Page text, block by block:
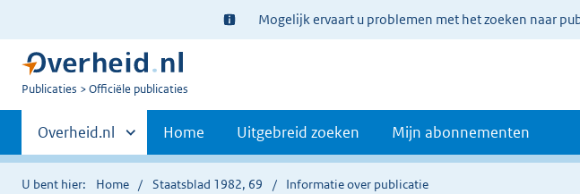
Ter
informatie:
Mogelijk ervaart u problemen met het zoeken naar
U
Publicaties Officiële publicaties
Primaire
navigatie
Andere
sites
binnen
Overheid.nl Home Uitgebreid zoeken Mijn abonnementen
U bent hier: Home Staatsblad 1982, 69 Informatie over publicatie